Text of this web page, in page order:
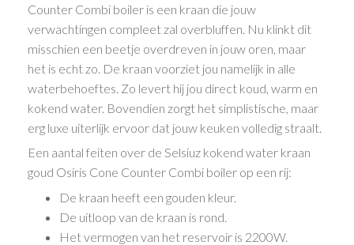
Counter Combi boiler is een kraan die jouw
verwachtingen compleet zal overbluffen. Nu klinkt dit
misschien een beetje overdreven in jouw oren, maar
het is echt zo. De kraan voorziet jou namelijk in alle
waterbehoeftes. Zo levert hij jou direct koud, warm en
kokend water. Bovendien zorgt het simplistische, maar
erg luxe uiterlijk ervoor dat jouw keuken volledig straalt.
Een aantal feiten over de Selsiuz kokend water kraan
goud Osiris Cone Counter Combi boiler op een rij:
De kraan heeft een gouden kleur.
De uitloop van de kraan is rond.
Het vermogen van het reservoir is 2200W.